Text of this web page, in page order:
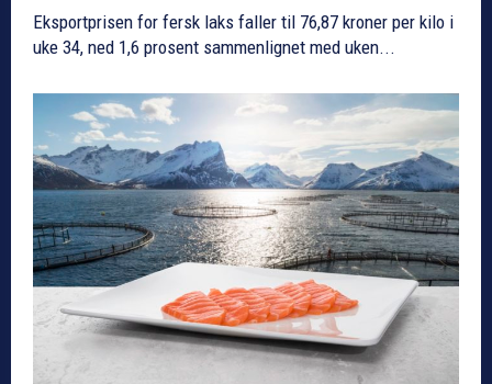
Eksportprisen for fersk laks faller til 76,87 kroner per kilo i
uke 34, ned 1,6 prosent sammenlignet med uken...